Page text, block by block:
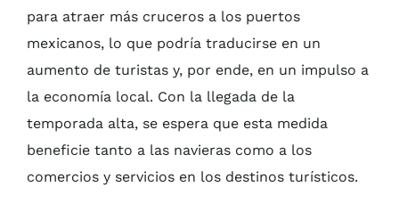
para atraer más cruceros a los puertos
mexicanos, lo que podría traducirse en un
aumento de turistas y, por ende, en un impulso a
la economía local. Con la llegada de la
temporada alta, se espera que esta medida
beneficie tanto a las navieras como a los
comercios y servicios en los destinos turísticos.